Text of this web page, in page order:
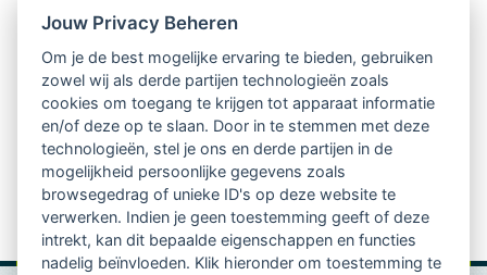
een highschool in Silicon Valley. 'Waarom deze school
zo populair is? We geven kinderen
verantwoordelijkheid en vrijheid.'
Lees hetvolledige artikel van Financieel Dagblad.
Jouw Privacy Beheren
Om je de best mogelijke ervaring te bieden, gebruiken
zowel wij als derde partijen technologieën zoals
cookies om toegang te krijgen tot apparaat informatie
en/of deze op te slaan. Door in te stemmen met deze
technologieën, stel je ons en derde partijen in de
mogelijkheid persoonlijke gegevens zoals
browsegedrag of unieke ID's op deze website te
verwerken. Indien je geen toestemming geeft of deze
intrekt, kan dit bepaalde eigenschappen en functies
nadelig beïnvloeden. Klik hieronder om toestemming te